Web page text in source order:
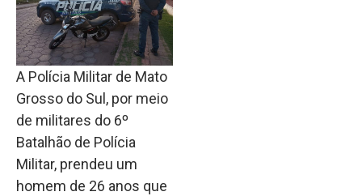
A Polícia Militar de Mato
Grosso do Sul, por meio
de militares do 6º
Batalhão de Polícia
Militar, prendeu um
homem de 26 anos que